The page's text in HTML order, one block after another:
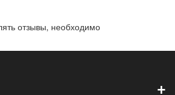
отзывы, необходимо
+